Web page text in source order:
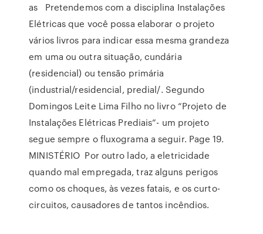
as Pretendemos com a disciplina Instalações
Elétricas que você possa elaborar o projeto
vários livros para indicar essa mesma grandeza
em uma ou outra situação, cundária
(residencial) ou tensão primária
(industrial/residencial, predial/. Segundo
Domingos Leite Lima Filho no livro “Projeto de
Instalações Elétricas Prediais”- um projeto
segue sempre o fluxograma a seguir. Page 19.
MINISTÉRIO Por outro lado, a eletricidade
quando mal empregada, traz alguns perigos
como os choques, às vezes fatais, e os curto-
circuitos, causadores de tantos incêndios.